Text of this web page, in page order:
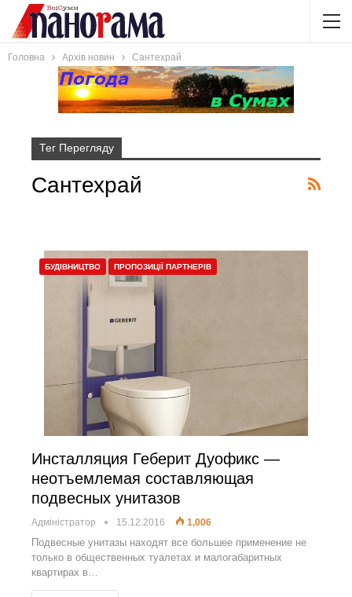
Головна Архів новин Сантехрай
Тег Перегляду
Сантехрай
БУДІВНИЦТВО ПРОПОЗИЦІЇ ПАРТНЕРІВ
Инсталляция Геберит Дуофикс —
неотъемлемая составляющая
подвесных унитазов
Адміністратор 15.12.2016 1,006
Подвесные унитазы находят все большее применение не
только в общественных туалетах и малогабаритных
квартирах в…